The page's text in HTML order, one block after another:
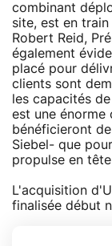
combinant
site, est en
Robert Reid,
également
placé pour
clients sont
les capacités
est une énorme
bénéficieront
Siebel- que
propulse en
L'acquisition
finalisée début